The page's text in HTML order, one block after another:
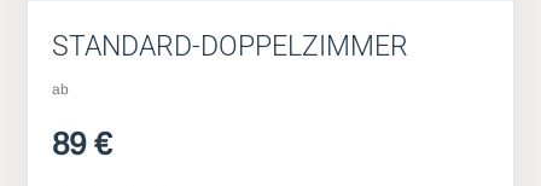
STANDARD-DOPPELZIMMER
ab
89 €